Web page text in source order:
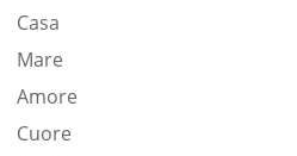
Casa
Mare
Amore
Cuore